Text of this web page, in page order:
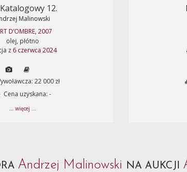
12.
Malinowski
D’OMBRE, 2007
olej, płótno
z 6 czerwca 2024
22 000 zł
Cena uzyskana: -
... więcej ...
Andrzej Malinowski NA AUKCJI